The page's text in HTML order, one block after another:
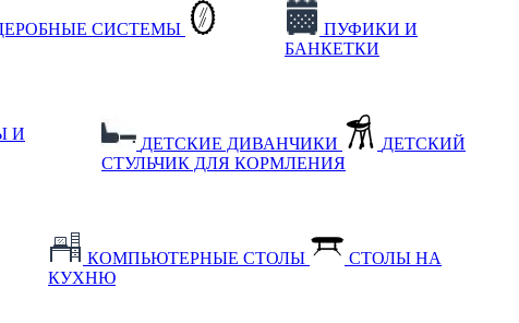
СИСТЕМЫ
ПУФИКИ И
БАНКЕТКИ
И
ДЕТСКИЕ ДИВАНЧИКИ
ДЕТСКИЙ
СТУЛЬЧИК ДЛЯ КОРМЛЕНИЯ
КОМПЬЮТЕРНЫЕ СТОЛЫ
СТОЛЫ НА
КУХНЮ